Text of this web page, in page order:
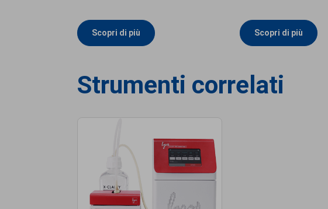
Scopri di più Scopri di più
Strumenti correlati